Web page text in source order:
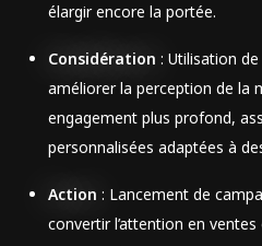
élargir encore la portée.
Considération : Utilisation
améliorer la perception de la
engagement plus profond,
personnalisées adaptées à
Action : Lancement de
convertir l’attention en